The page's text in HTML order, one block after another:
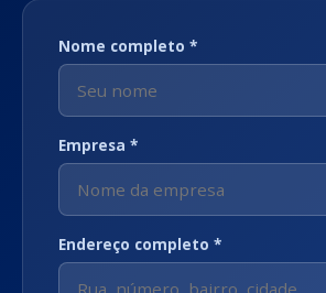
Nome completo *
Empresa *
Endereço completo *